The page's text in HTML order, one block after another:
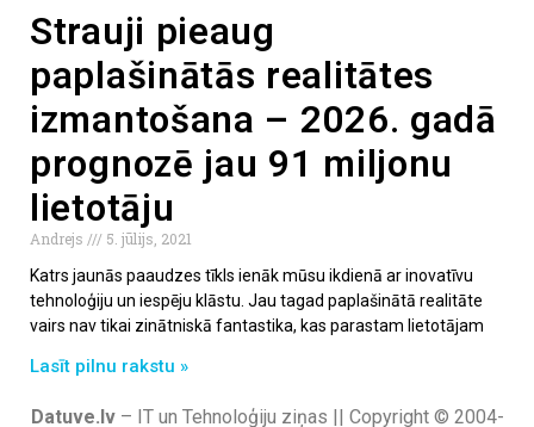
Strauji pieaug
paplašinātās realitātes
izmantošana – 2026. gadā
prognozē jau 91 miljonu
lietotāju
Andrejs
5. jūlijs, 2021
Katrs jaunās paaudzes tīkls ienāk mūsu ikdienā ar inovatīvu
tehnoloģiju un iespēju klāstu. Jau tagad paplašinātā realitāte
vairs nav tikai zinātniskā fantastika, kas parastam lietotājam
Lasīt pilnu rakstu »
Datuve.lv– IT un Tehnoloģiju ziņas || Copyright © 2004-